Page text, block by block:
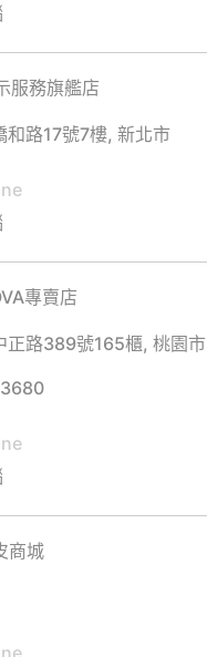
服務旗艦店
和路17號7樓, 新北市
專賣店
正路389號165櫃, 桃園市
商城